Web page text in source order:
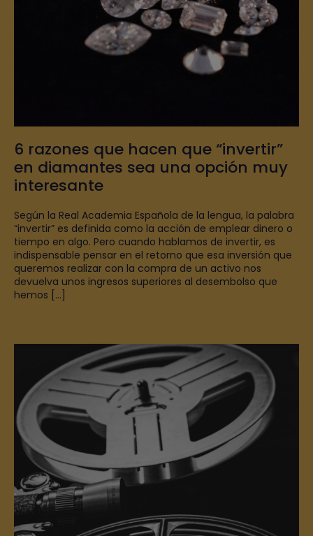
6 razones que hacen que “invertir”
en diamantes sea una opción muy
interesante
Según la Real Academia Española de la lengua, la palabra
“invertir” es definida como la acción de emplear dinero o
tiempo en algo. Pero cuando hablamos de invertir, es
indispensable pensar en el retorno que esa inversión que
queremos realizar con la compra de un activo nos
devuelva unos ingresos superiores al desembolso que
hemos […]